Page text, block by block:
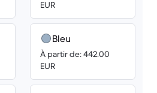
EUR
Bleu
À partir de: 442.00
EUR